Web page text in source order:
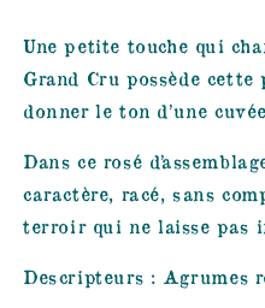
Une petite touche qui
Grand Cru possède
donner le ton d’une
Dans ce rosé
caractère, racé, sans
terroir qui ne laisse pas
Descripteurs : Agrumes